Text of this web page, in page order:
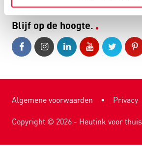
Blijf op de hoogte.
Algemene voorwaarden • Privacy
Copyright © 2026 - Heutink voor thuis